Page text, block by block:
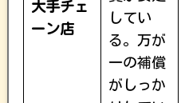
大手チェ
ーン店
してい
る。万が
一の補償
がしっか